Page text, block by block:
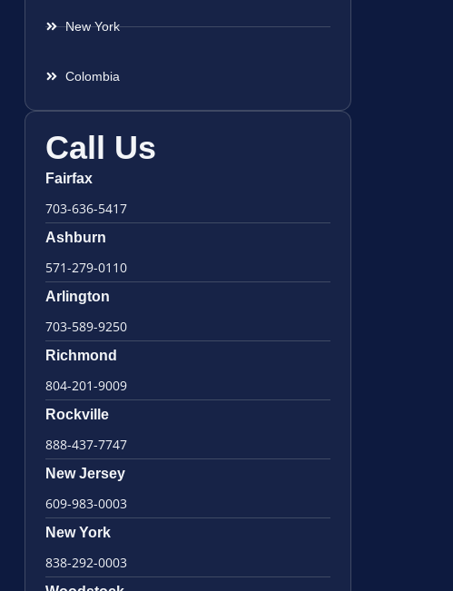
New York
Colombia
Call Us
Fairfax
703-636-5417
Ashburn
571-279-0110
Arlington
703-589-9250
Richmond
804-201-9009
Rockville
888-437-7747
New Jersey
609-983-0003
New York
838-292-0003